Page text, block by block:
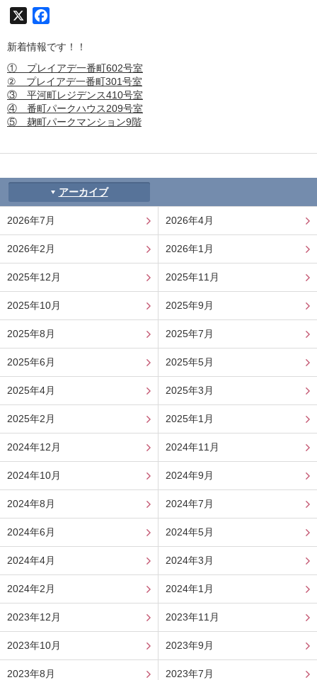
新着情報です！！
① プレイアデ一番町602号室
② プレイアデ一番町301号室
③ 平河町レジデンス410号室
④ 番町パークハウス209号室
⑤ 麹町パークマンション9階
アーカイブ
2026年7月 2026年4月
2026年2月 2026年1月
2025年12月 2025年11月
2025年10月 2025年9月
2025年8月 2025年7月
2025年6月 2025年5月
2025年4月 2025年3月
2025年2月 2025年1月
2024年12月 2024年11月
2024年10月 2024年9月
2024年8月 2024年7月
2024年6月 2024年5月
2024年4月 2024年3月
2024年2月 2024年1月
2023年12月 2023年11月
2023年10月 2023年9月
2023年8月 2023年7月